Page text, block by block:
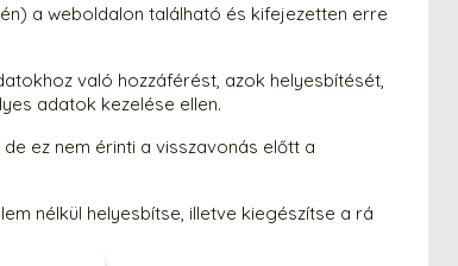
a weboldalon található és kifejezetten erre
való hozzáférést, azok helyesbítését,
adatok kezelése ellen.
ez nem érinti a visszavonás előtt a
nélkül helyesbítse, illetve kiegészítse a rá